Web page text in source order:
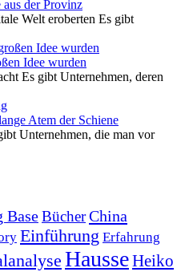
der Provinz
Welt eroberten Es gibt
Idee wurden
Es gibt Unternehmen, deren
Atem der Schiene
Unternehmen, die man vor
BaseBücherChina
Einführung Erfahrung
HausseHeiko